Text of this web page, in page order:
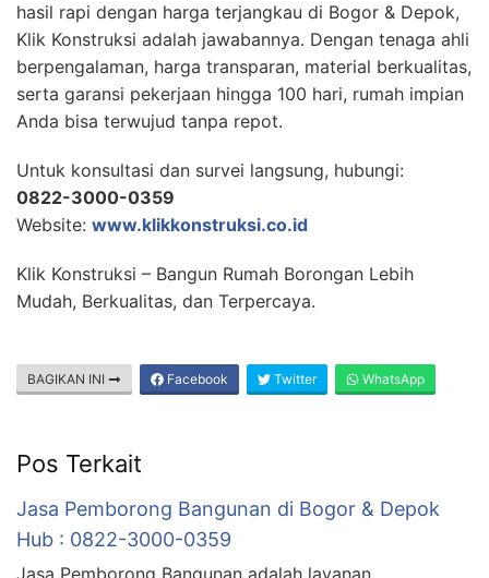
hasil rapi dengan harga terjangkau di Bogor & Depok,
Klik Konstruksi adalah jawabannya. Dengan tenaga ahli
berpengalaman, harga transparan, material berkualitas,
serta garansi pekerjaan hingga 100 hari, rumah impian
Anda bisa terwujud tanpa repot.
Untuk konsultasi dan survei langsung, hubungi:
0822-3000-0359
Website: www.klikkonstruksi.co.id
Klik Konstruksi – Bangun Rumah Borongan Lebih
Mudah, Berkualitas, dan Terpercaya.
BAGIKAN INI Facebook Twitter WhatsApp
Pos Terkait
Jasa Pemborong Bangunan di Bogor & Depok
Hub : 0822-3000-0359